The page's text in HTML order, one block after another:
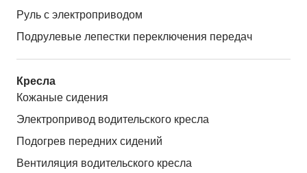
Руль с электроприводом
Подрулевые лепестки переключения передач
Кресла
Кожаные сидения
Электропривод водительского кресла
Подогрев передних сидений
Вентиляция водительского кресла